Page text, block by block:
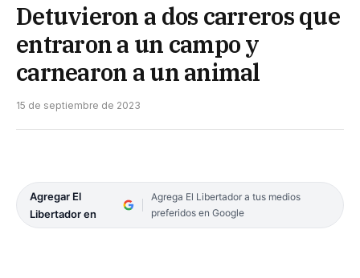
Detuvieron a dos carreros que
entraron a un campo y
carnearon a un animal
15 de septiembre de 2023
Agregar El
Libertador en
Agrega El Libertador a tus medios
preferidos en Google